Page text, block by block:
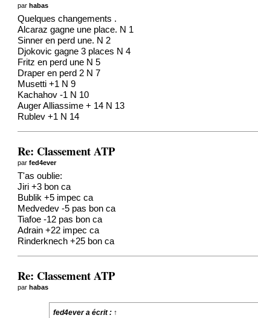
par habas
Quelques changements .
Alcaraz gagne une place. N 1
Sinner en perd une. N 2
Djokovic gagne 3 places N 4
Fritz en perd une N 5
Draper en perd 2 N 7
Musetti +1 N 9
Kachahov -1 N 10
Auger Alliassime + 14 N 13
Rublev +1 N 14
Re: Classement ATP
parfed4ever
T'as oublie:
Jiri +3 bon ca
Bublik +5 impec ca
Medvedev -5 pas bon ca
Tiafoe -12 pas bon ca
Adrain +22 impec ca
Rinderknech +25 bon ca
Re: Classement ATP
par habas
fed4evera écrit : ↑